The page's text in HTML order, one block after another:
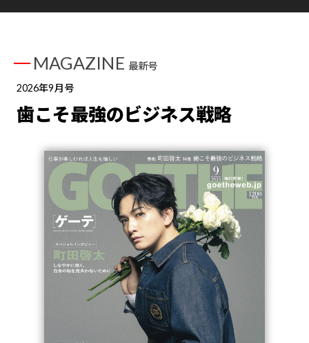
MAGAZINE 最新号
2026年9月号
歯こそ最強のビジネス戦略